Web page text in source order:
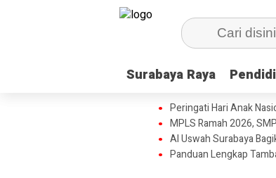
Surabaya Raya
Surabaya Raya
Peringati Hari Anak
MPLS Ramah 2026,
Al Uswah Surabaya
Panduan Lengkap